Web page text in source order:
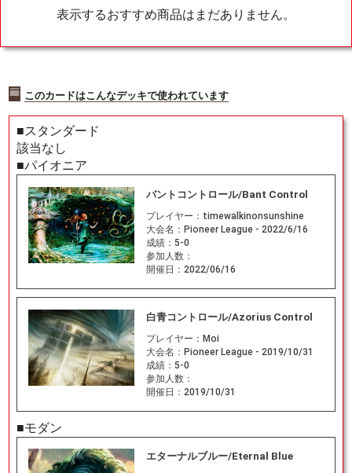
表示するおすすめ商品はまだありません。
このカードはこんなデッキで使われています
■スタンダード
該当なし
■パイオニア
バントコントロール/Bant Control
プレイヤー： timewalkinonsunshine
大会名： Pioneer League - 2022/6/16
成績： 5-0
参加人数：
開催日： 2022/06/16
白青コントロール/Azorius Control
プレイヤー： Moi
大会名： Pioneer League - 2019/10/31
成績： 5-0
参加人数：
開催日： 2019/10/31
■モダン
エターナルブルー/Eternal Blue